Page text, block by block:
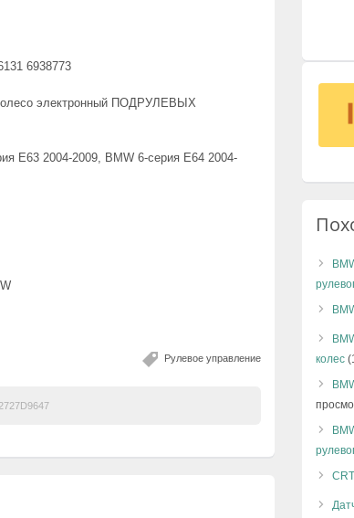
6938773
электронный ПОДРУЛЕВЫХ
E63 2004-2009, BMW 6-серия E64 2004-
Рулевое управление
колес